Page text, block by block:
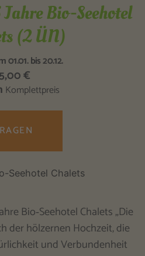
Bio-Seehotel
(2 ÜN)
01.01. bis 20.12.
€
Komplettpreis
Bio‑Seehotel Chalets „Die
der hölzernen Hochzeit, die
und Verbundenheit